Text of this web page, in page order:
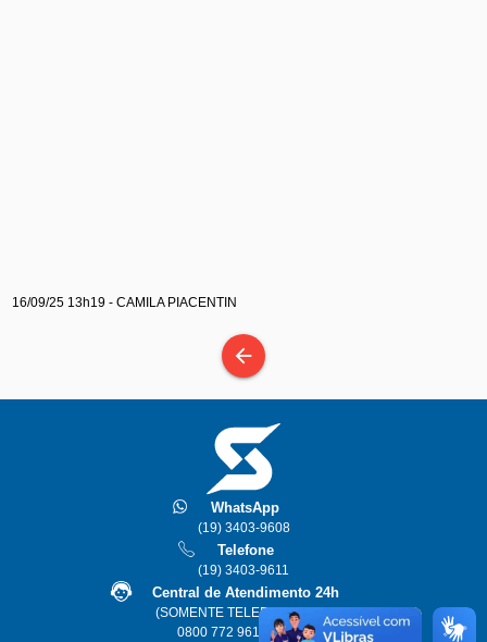
16/09/25 13h19 - CAMILA PIACENTIN
arrow_back
WhatsApp
(19) 3403-9608
Telefone
(19) 3403-9611
Central de Atendimento 24h
(SOMENTE TELEFONE FIXO)
0800 772 9611 ou 115